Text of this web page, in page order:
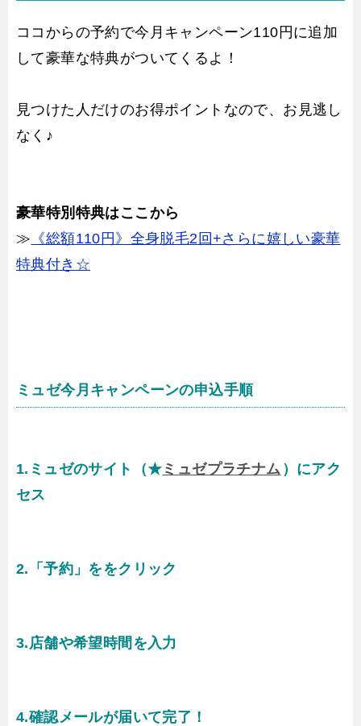
ココからの予約で今月キャンペーン110円に追加
して豪華な特典がついてくるよ！
見つけた人だけのお得ポイントなので、お見逃し
なく♪
豪華特別特典はここから
≫ 《総額110円》全身脱毛2回+さらに嬉しい豪華
特典付き☆
ミュゼ今月キャンペーンの申込手順
1.ミュゼのサイト（★ ミュゼプラチナム ）にアク
セス
2.「予約」ををクリック
3.店舗や希望時間を入力
4.確認メールが届いて完了！